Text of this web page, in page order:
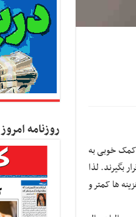
کمک خوبی به
بگیرند. لذا
ها کمتر و
روزنامه امروز